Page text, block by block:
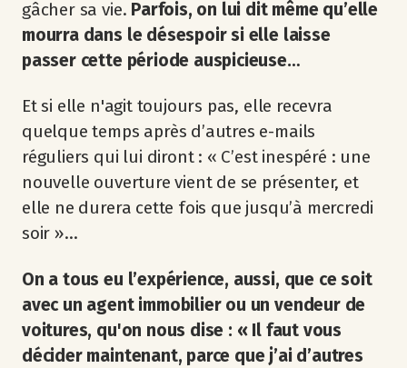
gâcher sa vie. Parfois, on lui dit même qu’elle
mourra dans le désespoir si elle laisse
passer cette période auspicieuse…
Et si elle n'agit toujours pas, elle recevra
quelque temps après d’autres e-mails
réguliers qui lui diront : « C’est inespéré : une
nouvelle ouverture vient de se présenter, et
elle ne durera cette fois que jusqu’à mercredi
soir »…
On a tous eu l’expérience, aussi, que ce soit
avec un agent immobilier ou un vendeur de
voitures, qu'on nous dise : « Il faut vous
décider maintenant, parce que j’ai d’autres